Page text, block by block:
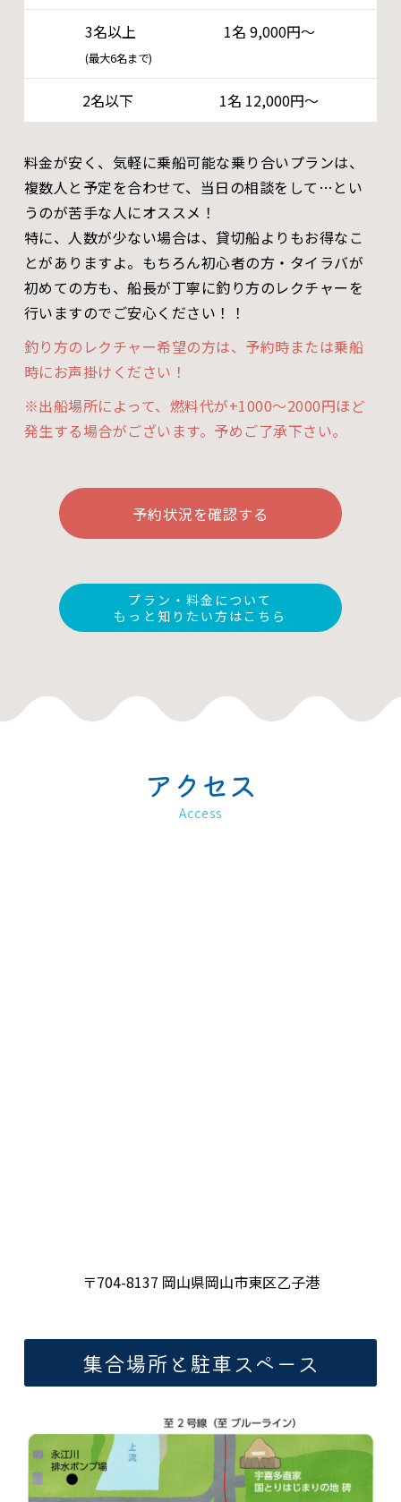
3名以上
(最大6名まで)
1名 9,000円～
2名以下 1名 12,000円～
料金が安く、気軽に乗船可能な乗り合いプランは、
複数人と予定を合わせて、当日の相談をして…とい
うのが苦手な人にオススメ！
特に、人数が少ない場合は、貸切船よりもお得なこ
とがありますよ。もちろん初心者の方・タイラバが
初めての方も、船長が丁寧に釣り方のレクチャーを
行いますのでご安心ください！！
釣り方のレクチャー希望の方は、予約時または乗船
時にお声掛けください！
※出船場所によって、燃料代が+1000～2000円ほど
発生する場合がございます。予めご了承下さい。
予約状況を確認する
プラン・料金について
もっと知りたい方はこちら
アクセス
Access
〒704-8137 岡山県岡山市東区乙子港
集合場所と駐車スペース